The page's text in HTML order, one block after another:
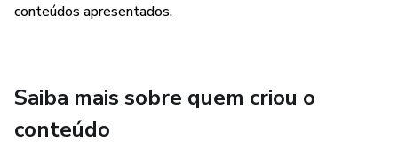
conteúdos apresentados.
Saiba mais sobre quem criou o
conteúdo